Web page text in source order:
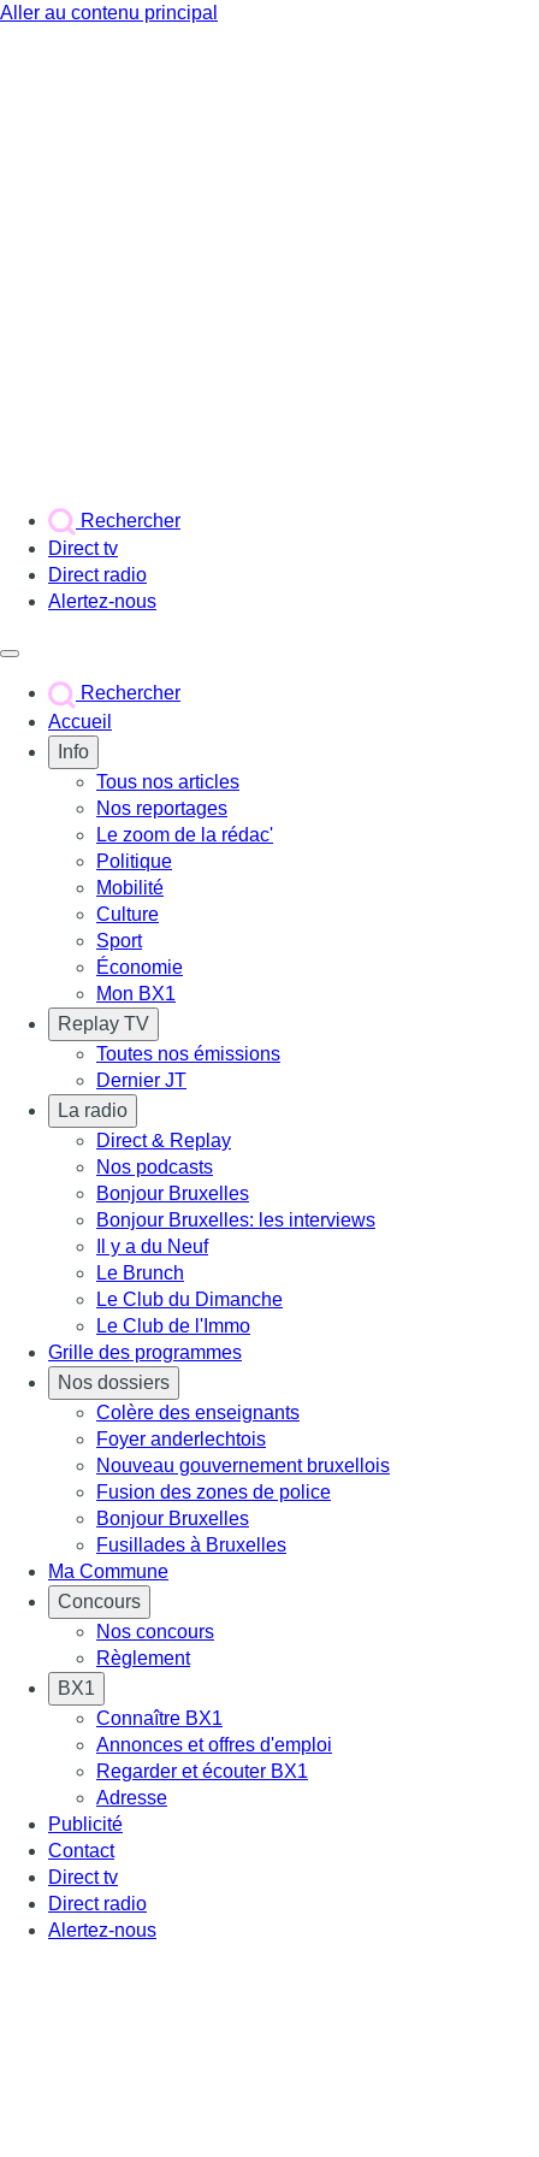
Aller au contenu principal
Rechercher
Direct tv
Direct radio
Alertez-nous
Rechercher
Accueil
Info
Tous nos articles
Nos reportages
Le zoom de la rédac'
Politique
Mobilité
Culture
Sport
Économie
Mon BX1
Replay TV
Toutes nos émissions
Dernier JT
La radio
Direct & Replay
Nos podcasts
Bonjour Bruxelles
Bonjour Bruxelles: les interviews
Il y a du Neuf
Le Brunch
Le Club du Dimanche
Le Club de l'Immo
Grille des programmes
Nos dossiers
Colère des enseignants
Foyer anderlechtois
Nouveau gouvernement bruxellois
Fusion des zones de police
Bonjour Bruxelles
Fusillades à Bruxelles
Ma Commune
Concours
Nos concours
Règlement
BX1
Connaître BX1
Annonces et offres d'emploi
Regarder et écouter BX1
Adresse
Publicité
Contact
Direct tv
Direct radio
Alertez-nous